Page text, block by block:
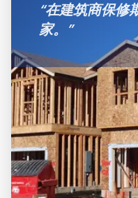
“在建筑商保修
家。 ”